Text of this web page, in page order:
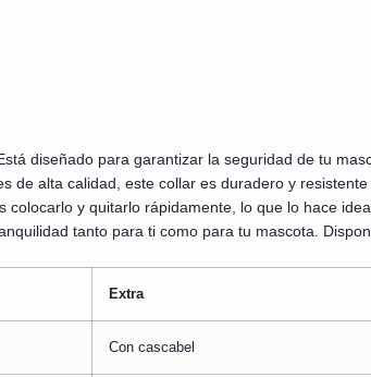
diseñado para garantizar la seguridad de tu
de alta calidad, este collar es duradero y
y quitarlo rápidamente, lo que lo hace
tanto para ti como para tu mascota.
Extra
Con cascabel